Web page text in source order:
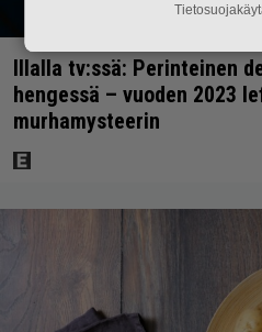
Illalla tv:ssä: Perinteinen
hengessä – vuoden 2023
murhamysteerin